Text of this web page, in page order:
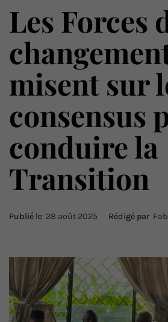
Les Forces
misent sur
consensus
conduire la
Transition
Publié le 28 août 2025 Rédigé par